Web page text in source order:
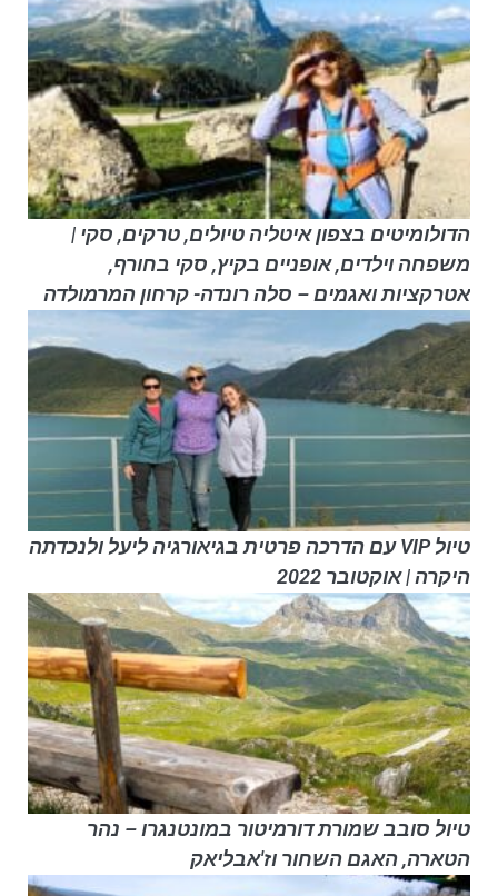
הדולומיטים בצפון איטליה טיולים, טרקים, סקי |
משפחה וילדים, אופניים בקיץ, סקי בחורף,
אטרקציות ואגמים – סלה רונדה- קרחון המרמולדה
טיול VIP עם הדרכה פרטית בגיאורגיה ליעל ולנכדתה
היקרה | אוקטובר 2022
טיול סובב שמורת דורמיטור במונטנגרו – נהר
הטארה, האגם השחור וז'אבליאק